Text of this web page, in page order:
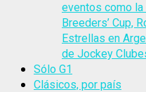
eventos como la
Breeders’ Cup,
Estrellas en
de Jockey
Sólo G1
Clásicos, por país